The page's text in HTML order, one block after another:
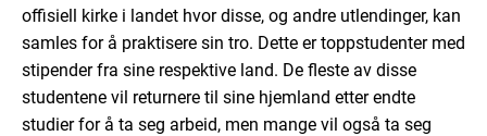
offisiell kirke i landet hvor disse, og andre utlendinger, kan
samles for å praktisere sin tro. Dette er toppstudenter med
stipender fra sine respektive land. De fleste av disse
studentene vil returnere til sine hjemland etter endte
studier for å ta seg arbeid, men mange vil også ta seg